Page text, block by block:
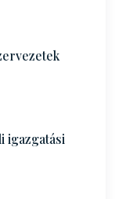
igazgatási